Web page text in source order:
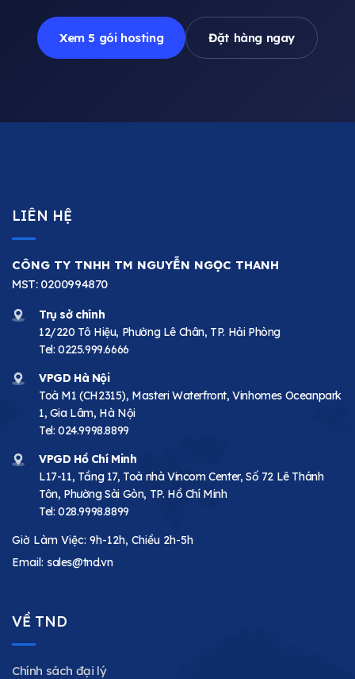
Xem 5 gói hosting Đặt hàng ngay
LIÊN HỆ
CÔNG TY TNHH TM NGUYỄN NGỌC THANH
MST: 0200994870
Trụ sở chính
12/220 Tô Hiệu, Phường Lê Chân, TP. Hải Phòng
Tel: 0225.999.6666
VPGD Hà Nội
Toà M1 (CH2315), Masteri Waterfront, Vinhomes Oceanpark
1, Gia Lâm, Hà Nội
Tel: 024.9998.8899
VPGD Hồ Chí Minh
L17-11, Tầng 17, Toà nhà Vincom Center, Số 72 Lê Thánh
Tôn, Phường Sài Gòn, TP. Hồ Chí Minh
Tel: 028.9998.8899
Giờ Làm Việc: 9h-12h, Chiều 2h-5h
Email: sales@tnd.vn
VỀ TND
Chính sách đại lý